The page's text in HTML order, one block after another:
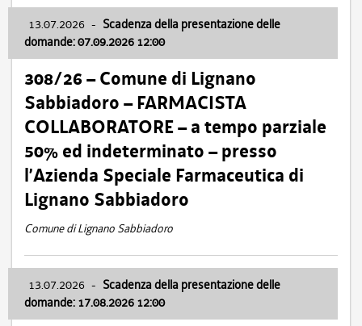
13.07.2026 - Scadenza della presentazione delle
domande: 07.09.2026 12:00
308/26 – Comune di Lignano
Sabbiadoro – FARMACISTA
COLLABORATORE – a tempo parziale
50% ed indeterminato – presso
l’Azienda Speciale Farmaceutica di
Lignano Sabbiadoro
Comune di Lignano Sabbiadoro
13.07.2026 - Scadenza della presentazione delle
domande: 17.08.2026 12:00